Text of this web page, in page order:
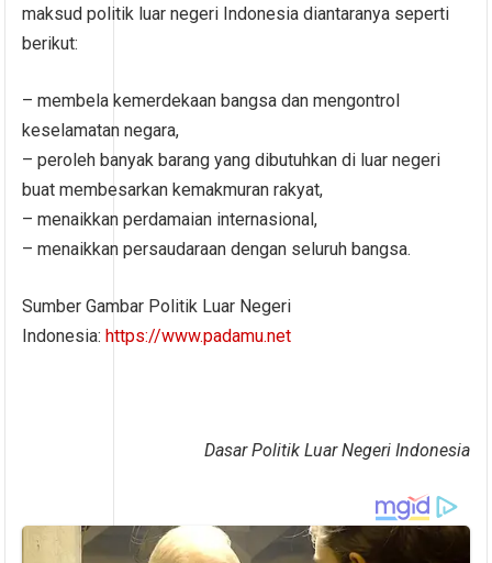
maksud politik luar negeri Indonesia diantaranya seperti
berikut:
– membela kemerdekaan bangsa dan mengontrol
keselamatan negara,
– peroleh banyak barang yang dibutuhkan di luar negeri
buat membesarkan kemakmuran rakyat,
– menaikkan perdamaian internasional,
– menaikkan persaudaraan dengan seluruh bangsa.
Sumber Gambar Politik Luar Negeri
Indonesia: https://www.padamu.net
Dasar Politik Luar Negeri Indonesia